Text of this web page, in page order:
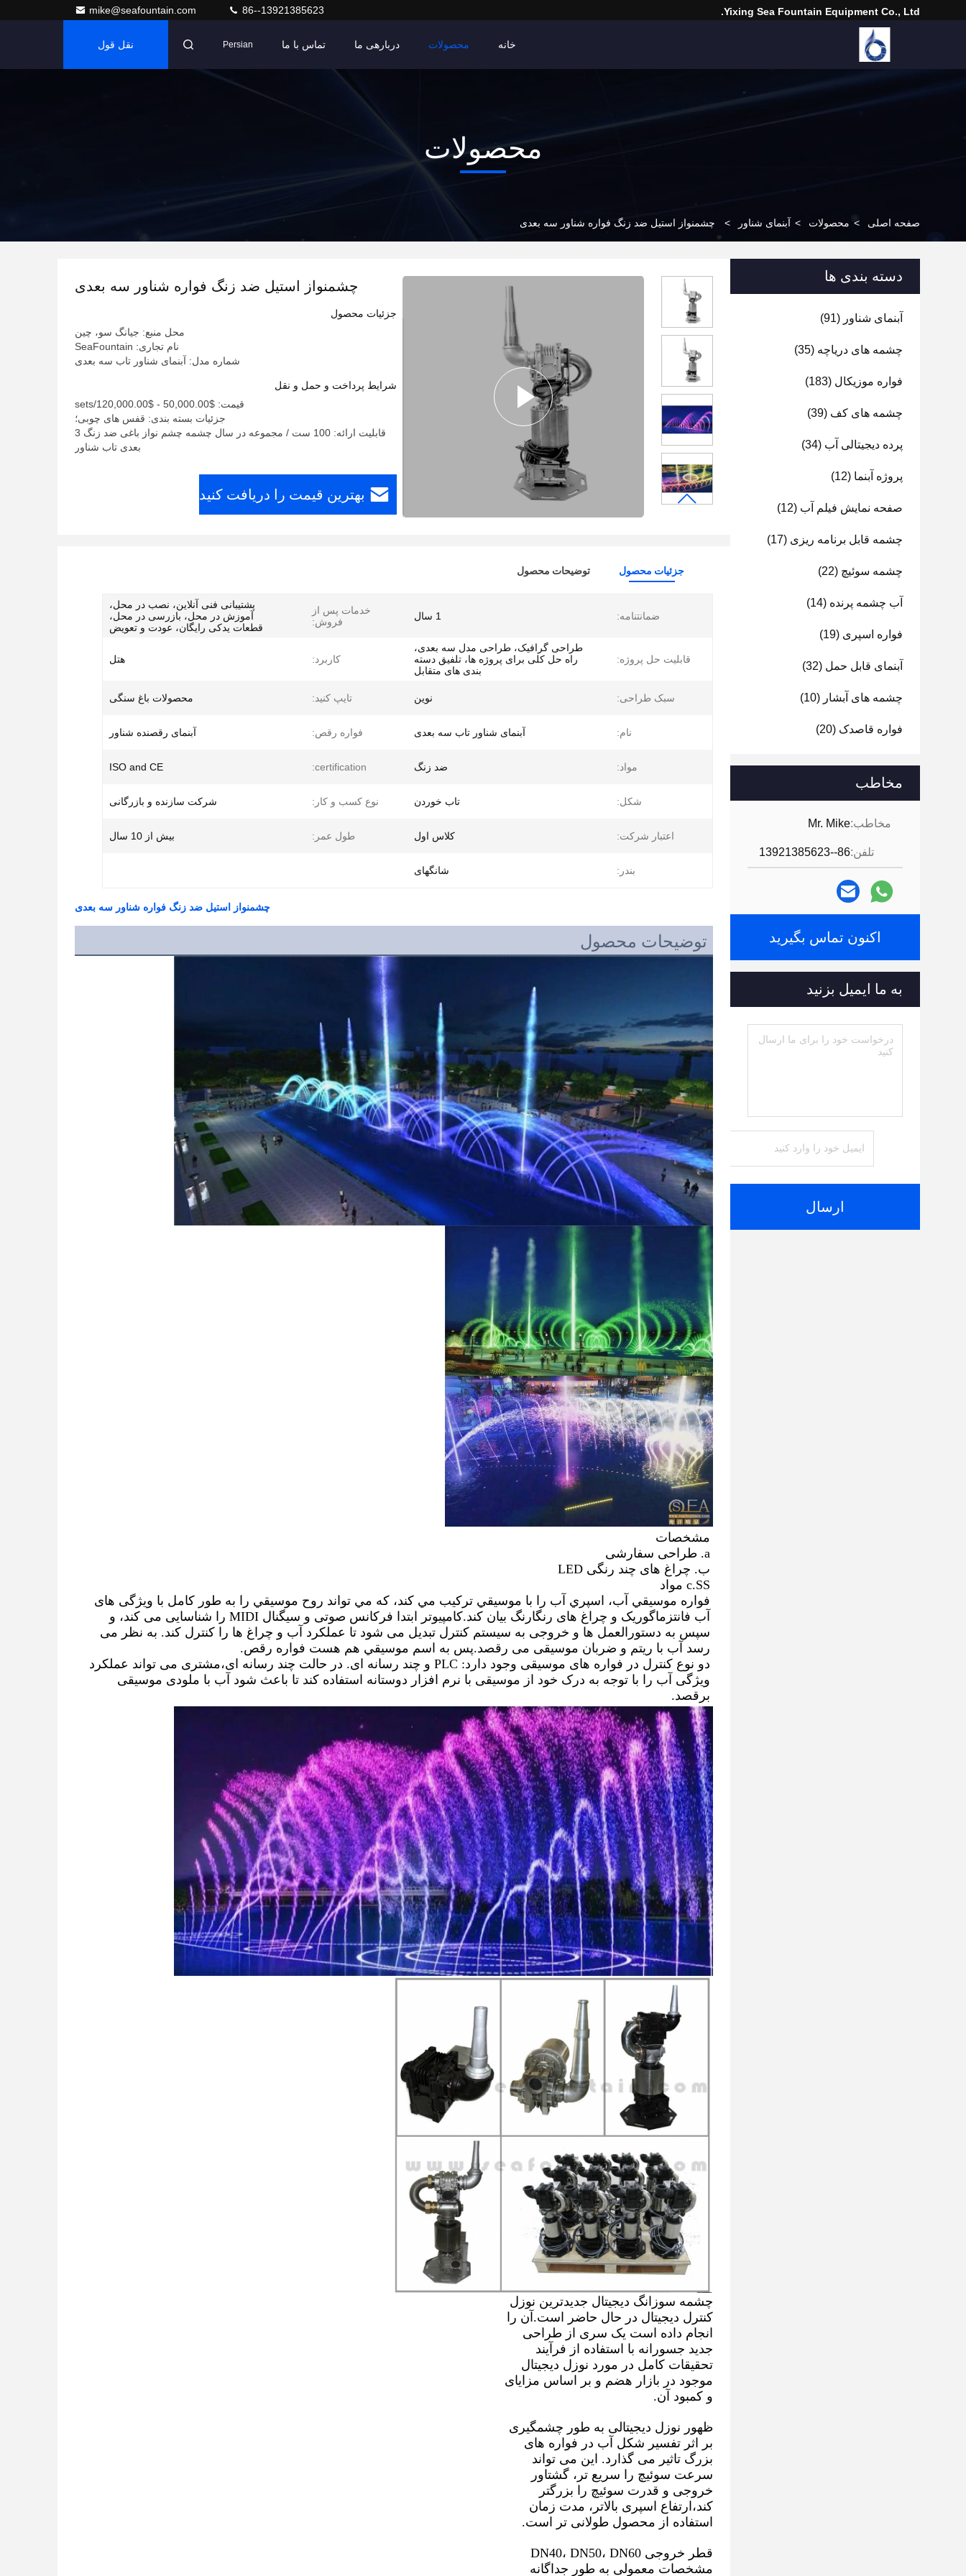
Yixing Sea Fountain Equipment Co., Ltd.
mike@seafountain.com 86--13921385623
خانه محصولات دربارهی ما تماس با ما Persian نقل قول
محصولات
صفحه اصلی > محصولات > آبنمای شناور > چشمنواز استیل ضد زنگ فواره شناور سه بعدی
دسته بندی ها
آبنمای شناور (91)
چشمه های دریاچه (35)
فواره موزیکال (183)
چشمه های کف (39)
پرده دیجیتالی آب (34)
پروژه آبنما (12)
صفحه نمایش فیلم آب (12)
چشمه قابل برنامه ریزی (17)
چشمه سوئیچ (22)
آب چشمه پرنده (14)
فواره اسپری (19)
آبنمای قابل حمل (32)
چشمه های آبشار (10)
فواره قاصدک (20)
مخاطب
مخاطب:Mr. Mike
تلفن:86--13921385623
اکنون تماس بگیرید
به ما ایمیل بزنید
ارسال
چشمنواز استیل ضد زنگ فواره شناور سه بعدی
جزئیات محصول
محل منبع: جیانگ سو، چین
نام تجاری: SeaFountain
شماره مدل: آبنمای شناور تاب سه بعدی
شرایط پرداخت و حمل و نقل
قیمت: $50,000.00 - $120,000.00/sets
جزئیات بسته بندی: قفس های چوبی؛
قابلیت ارائه: 100 ست / مجموعه در سال چشمه چشم نواز باغی ضد زنگ 3
بعدی تاب شناور
بهترین قیمت را دریافت کنید
جزئیات محصول توضیحات محصول
ضمانتنامه: 1 سال
خدمات پس از
فروش:
پشتیبانی فنی آنلاین، نصب در محل،
آموزش در محل، بازرسی در محل،
قطعات یدکی رایگان، عودت و تعویض
قابلیت حل پروژه:
طراحی گرافیک، طراحی مدل سه بعدی،
راه حل کلی برای پروژه ها، تلفیق دسته
بندی های متقابل
کاربرد: هتل
سبک طراحی: نوین تایپ کنید: محصولات باغ سنگی
نام: آبنمای شناور تاب سه بعدی فواره رقص: آبنمای رقصنده شناور
مواد: ضد زنگ certification:
ISO and CE
شکل: تاب خوردن نوع کسب و کار: شرکت سازنده و بازرگانی
اعتبار شرکت: کلاس اول طول عمر: بیش از 10 سال
بندر: شانگهای
چشمنواز استیل ضد زنگ فواره شناور سه بعدی
توضیحات محصول
مشخصات
a. طراحی سفارشی
ب. چراغ های چند رنگی LED
c.SS مواد
رسد آب با ریتم و ضربان موسیقی می رقصد.پس به اسم موسيقي هم هست فواره رقص.
برقصد.
چشمه سوزانگ دیجیتال جدیدترین نوزل
کنترل دیجیتال در حال حاضر است.آن را
انجام داده است یک سری از طراحی
جدید جسورانه با استفاده از فرآیند
تحقیقات کامل در مورد نوزل دیجیتال
موجود در بازار هضم و بر اساس مزایای
و کمبود آن.
ظهور نوزل دیجیتالی به طور چشمگیری
بر اثر تفسیر شکل آب در فواره های
بزرگ تاثیر می گذارد. این می تواند
سرعت سوئیچ را سریع تر، گشتاور
خروجی و قدرت سوئیچ را بزرگتر
کند،ارتفاع اسپری بالاتر، مدت زمان
استفاده از محصول طولانی تر است.
قطر خروجی DN40، DN50، DN60
مشخصات معمولی به طور جداگانه